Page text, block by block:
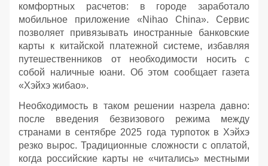
комфортных расчетов: в городе заработало
мобильное приложение «Nihao China». Сервис
позволяет привязывать иностранные банковские
карты к китайской платежной системе, избавляя
путешественников от необходимости носить с
собой наличные юани. Об этом сообщает газета
«Хэйхэ жибао».
Необходимость в таком решении назрела давно:
после введения безвизового режима между
странами в сентябре 2025 года турпоток в Хэйхэ
резко вырос. Традиционные сложности с оплатой,
когда российские карты не «читались» местными